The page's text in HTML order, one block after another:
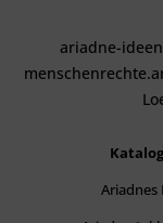
ariadne-
Ariadnes